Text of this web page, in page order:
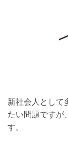
新社会人として
たい問題ですが
す。